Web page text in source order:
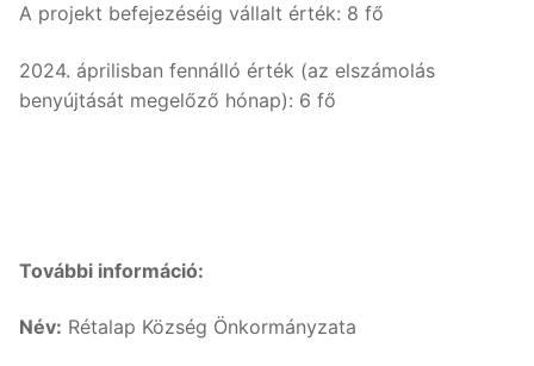
A projekt befejezéséig vállalt érték: 8 fő
2024. áprilisban fennálló érték (az elszámolás
benyújtását megelőző hónap): 6 fő
További információ:
Név: Rétalap Község Önkormányzata